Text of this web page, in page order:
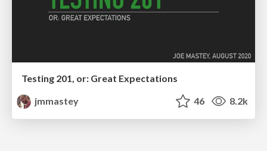
Testing 201, or: Great Expectations
jmmastey
46 8.2k